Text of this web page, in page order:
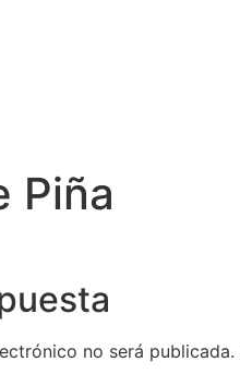
Piña
no será publicada.